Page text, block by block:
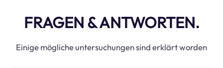
FRAGEN & ANTWORTEN.
Einige mögliche untersuchungen sind erklärt worden